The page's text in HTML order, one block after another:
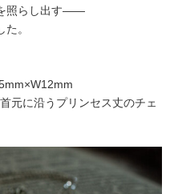
照らし出す――
。
元に沿うプリンセス丈のチェ